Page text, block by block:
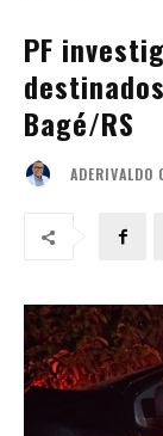
PF
Bagé/RS
ADERIVALDO